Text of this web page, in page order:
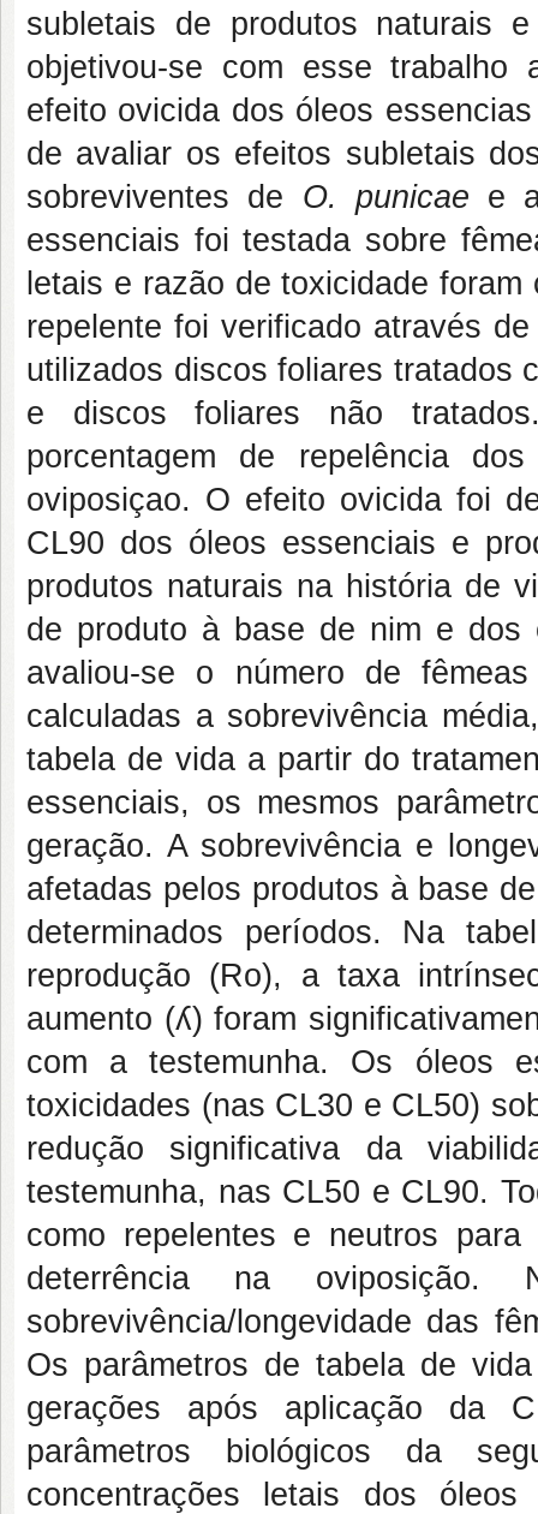
subletais de produtos naturais
objetivou-se com esse trabalho
efeito ovicida dos óleos
de avaliar os efeitos subletais
sobreviventes de O. punicae e
essenciais foi testada sobre
letais e razão de toxicidade
repelente foi verificado através
utilizados discos foliares tratados
e discos foliares não
porcentagem de repelência
oviposiçao. O efeito ovicida foi
CL90 dos óleos essenciais e
produtos naturais na história de
de produto à base de nim e dos
avaliou-se o número de
calculadas a sobrevivência
tabela de vida a partir do
essenciais, os mesmos
geração. A sobrevivência e
afetadas pelos produtos à base
determinados períodos. Na
reprodução (Ro), a taxa
aumento (ʎ) foram
com a testemunha. Os óleos
toxicidades (nas CL30 e CL50)
redução significativa da
testemunha, nas CL50 e CL90.
como repelentes e neutros
deterrência na oviposição.
sobrevivência/longevidade das
Os parâmetros de tabela de
gerações após aplicação da
parâmetros biológicos da
concentrações letais dos